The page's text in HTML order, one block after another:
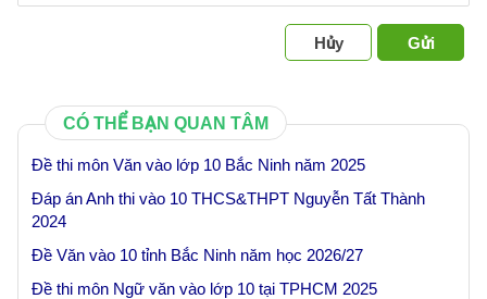
Hủy Gửi
CÓ THỂ BẠN QUAN TÂM
Đề thi môn Văn vào lớp 10 Bắc Ninh năm 2025
Đáp án Anh thi vào 10 THCS&THPT Nguyễn Tất Thành
2024
Đề Văn vào 10 tỉnh Bắc Ninh năm học 2026/27
Đề thi môn Ngữ văn vào lớp 10 tại TPHCM 2025